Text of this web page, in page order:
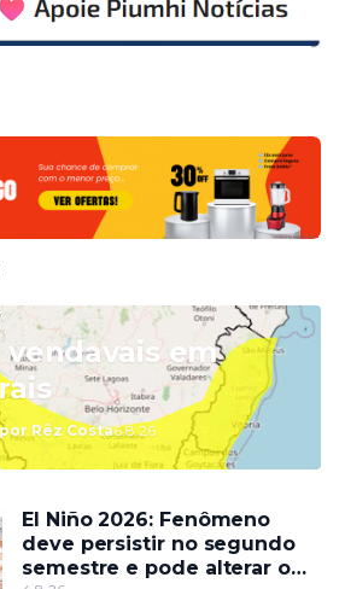
em
Rêz Costa6.8.26
El Niño 2026: Fenômeno
deve persistir no segundo
semestre e pode alterar o